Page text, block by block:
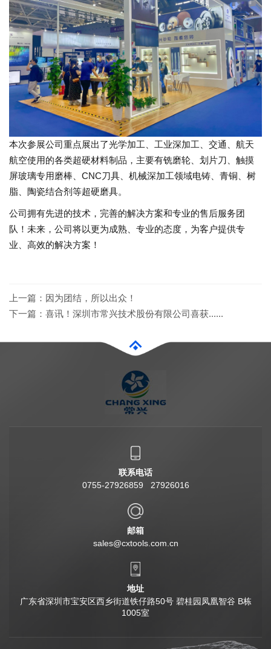
本次参展公司重点展出了光学加工、工业深加工、交通、航天
航空使用的各类超硬材料制品，主要有铣磨轮、划片刀、触摸
屏玻璃专用磨棒、CNC刀具、机械深加工领域电铸、青铜、树
脂、陶瓷结合剂等超硬磨具。
公司拥有先进的技术，完善的解决方案和专业的售后服务团
队！未来，公司将以更为成熟、专业的态度，为客户提供专
业、高效的解决方案！
上一篇： 因为团结，所以出众！
下一篇： 喜讯！深圳市常兴技术股份有限公司喜获......
联系电话
0755-27926859 27926016
邮箱
sales@cxtools.com.cn
地址
广东省深圳市宝安区西乡街道铁仔路50号 碧桂园凤凰智谷 B栋
1005室